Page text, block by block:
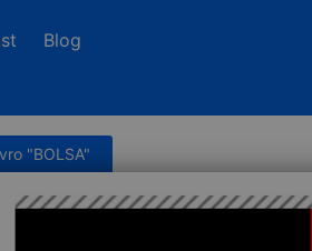
Blog
"BOLSA"